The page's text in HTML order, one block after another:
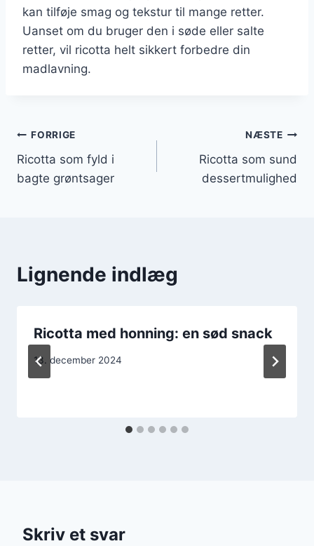
kan tilføje smag og tekstur til mange retter.
Uanset om du bruger den i søde eller salte
retter, vil ricotta helt sikkert forbedre din
madlavning.
Indlægsnavigation
FORRIGE
Ricotta som fyld i
bagte grøntsager
NÆSTE
Ricotta som sund
dessertmulighed
Lignende indlæg
Ricotta med honning: en sød snack
13. december 2024
Skriv et svar